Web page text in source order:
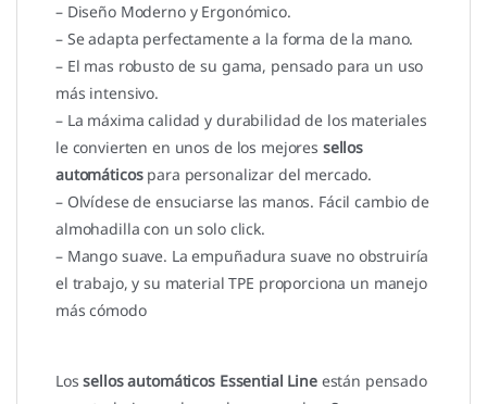
– Diseño Moderno y Ergonómico.
– Se adapta perfectamente a la forma de la mano.
– El mas robusto de su gama, pensado para un uso
más intensivo.
– La máxima calidad y durabilidad de los materiales
le convierten en unos de los mejores sellos
automáticospara personalizar del mercado.
– Olvídese de ensuciarse las manos. Fácil cambio de
almohadilla con un solo click.
– Mango suave. La empuñadura suave no obstruiría
el trabajo, y su material TPE proporciona un manejo
más cómodo
Lossellos automáticos Essential Lineestán pensado